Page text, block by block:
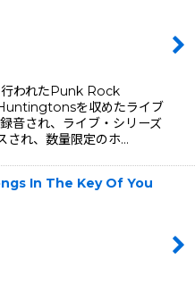
われたPunk Rock
を収めたライブ
音され、ライブ・シリーズ
され、数量限定のホ…
In The Key Of You